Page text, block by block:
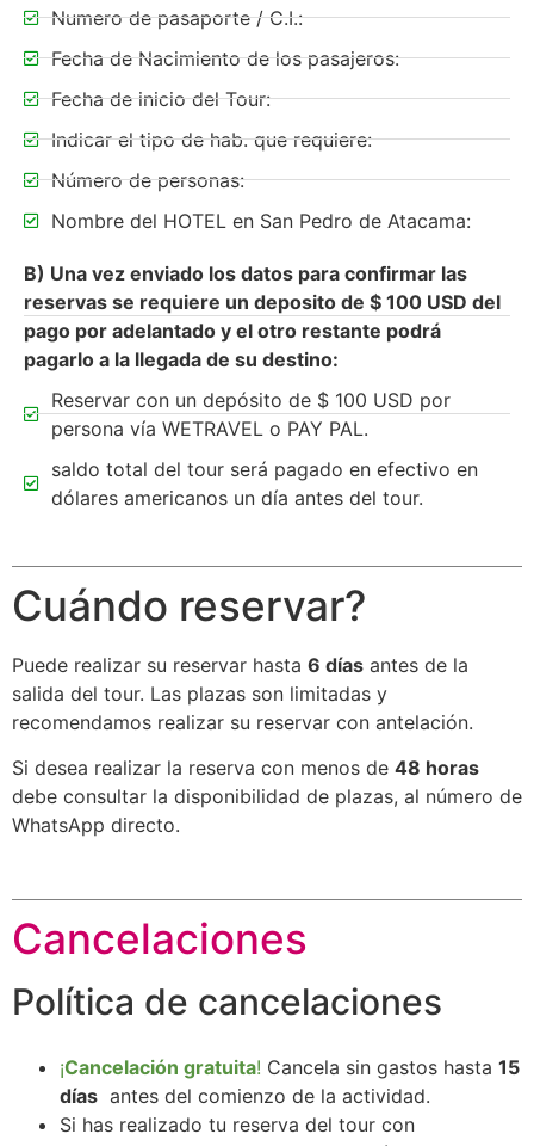
Numero de pasaporte / C.I.:
Fecha de Nacimiento de los pasajeros:
Fecha de inicio del Tour:
Indicar el tipo de hab. que requiere:
Número de personas:
Nombre del HOTEL en San Pedro de Atacama:
B) Una vez enviado los datos para confirmar las
reservas se requiere un deposito de $ 100 USD del
pago por adelantado y el otro restante podrá
pagarlo a la llegada de su destino:
Reservar con un depósito de $ 100 USD por
persona vía WETRAVEL o PAY PAL.
saldo total del tour será pagado en efectivo en
dólares americanos un día antes del tour.
Cuándo reservar?
Puede realizar su reservar hasta 6 días antes de la
salida del tour. Las plazas son limitadas y
recomendamos realizar su reservar con antelación.
Si desea realizar la reserva con menos de 48 horas
debe consultar la disponibilidad de plazas, al número de
WhatsApp directo.
Cancelaciones
Política de cancelaciones
¡Cancelación gratuita! Cancela sin gastos hasta 15
días antes del comienzo de la actividad.
Si has realizado tu reserva del tour con